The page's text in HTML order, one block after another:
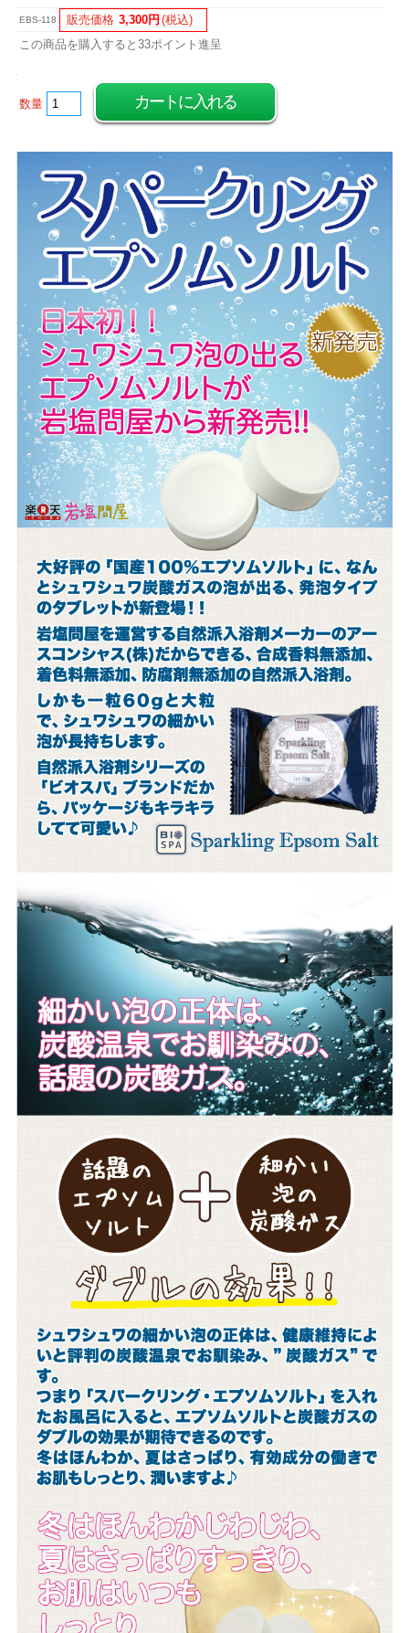
EBS-118 販売価格 3,300円 (税込)
この商品を購入すると33ポイント進呈
数量